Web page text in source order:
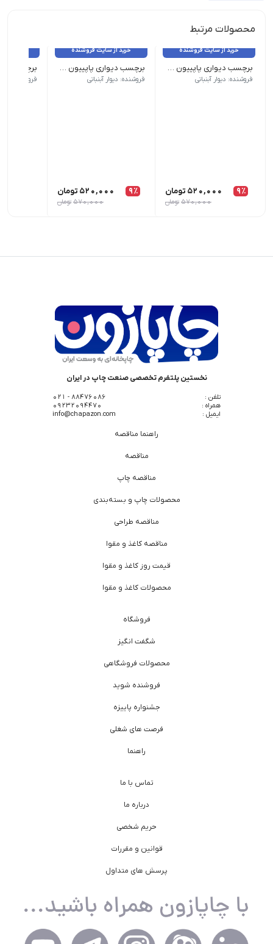
محصولات مرتبط
خرید از سایت فروشنده
برچسب دیواری پاپییون کد 1640
فروشنده: دیوار آبنباتی
9٪ 520,000 تومان
570,000 تومان
خرید از سایت فروشنده
برچسب دیواری پاپییون کد 1640
فروشنده: دیوار آبنباتی
9٪ 520,000 تومان
570,000 تومان
ارتفاع 150 سانت عرض 60 سانت
فروشنده:
نخستین پلتفرم تخصصی صنعت چاپ در ایران
تلفن :
88476086 - 021
همراه :
09232094470
ایمیل :
info@chapazon.com
راهنما مناقصه
مناقصه
مناقصه چاپ
محصولات چاپ و بسته‌بندی
مناقصه طراحی
مناقصه کاغذ و مقوا
قیمت روز کاغذ و مقوا
محصولات کاغذ و مقوا
فروشگاه
شگفت انگیز
محصولات فروشگاهی
فروشنده شوید
جشنواره پاییزه
فرصت های شغلی
راهنما
تماس با ما
درباره ما
حریم شخصی
قوانین و مقررات
پرسش های متداول